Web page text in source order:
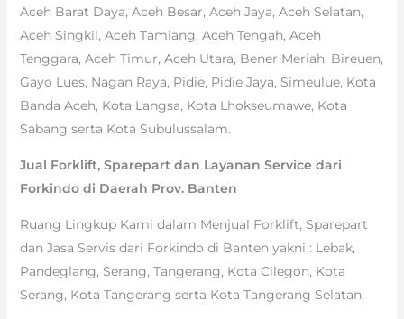
Aceh Barat Daya, Aceh Besar, Aceh Jaya, Aceh Selatan,
Aceh Singkil, Aceh Tamiang, Aceh Tengah, Aceh
Tenggara, Aceh Timur, Aceh Utara, Bener Meriah, Bireuen,
Gayo Lues, Nagan Raya, Pidie, Pidie Jaya, Simeulue, Kota
Banda Aceh, Kota Langsa, Kota Lhokseumawe, Kota
Sabang serta Kota Subulussalam.
Jual Forklift, Sparepart dan Layanan Service dari
Forkindo di Daerah Prov. Banten
Ruang Lingkup Kami dalam Menjual Forklift, Sparepart
dan Jasa Servis dari Forkindo di Banten yakni : Lebak,
Pandeglang, Serang, Tangerang, Kota Cilegon, Kota
Serang, Kota Tangerang serta Kota Tangerang Selatan.